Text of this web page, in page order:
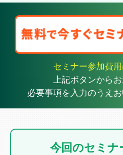
セミナー参加費用
上記ボタンから
必要事項を入力のうえお
今回のセミナ